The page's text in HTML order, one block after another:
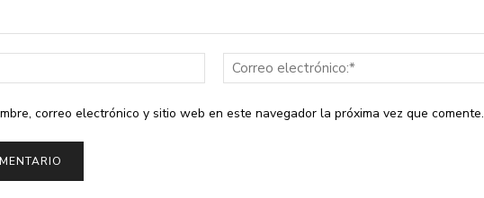
Nombre:*
correo electrónico y sitio web en este navegador la próxima vez que comente.